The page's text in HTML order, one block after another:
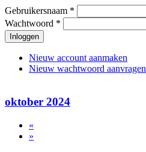
Gebruikerslogin
Gebruikersnaam *
Wachtwoord *
Nieuw account aanmaken
Nieuw wachtwoord aanvragen
oktober 2024
«
»